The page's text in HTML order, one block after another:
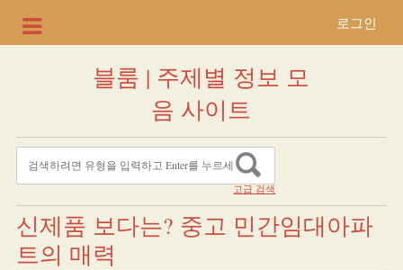
로그인
블룸 | 주제별 정보 모
음 사이트
고급 검색
신제품 보다는? 중고 민간임대아파
트의 매력